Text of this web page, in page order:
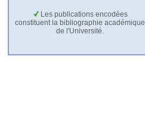
Les publications encodées
constituent la bibliographie académique
de l'Université.